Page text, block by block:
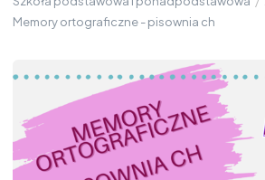
Memory ortograficzne - pisownia ch